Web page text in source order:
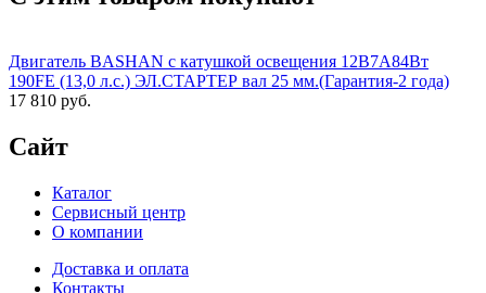
Двигатель BASHAN с катушкой освещения 12В7А84Вт
190FE (13,0 л.с.) ЭЛ.СТАРТЕР вал 25 мм.(Гарантия-2 года)
17 810 руб.
Сайт
Каталог
Сервисный центр
О компании
Доставка и оплата
Контакты